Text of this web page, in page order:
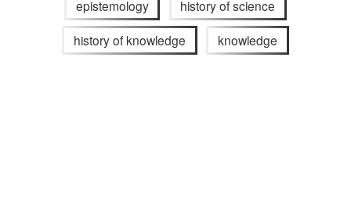
epistemology history of science
history of knowledge knowledge